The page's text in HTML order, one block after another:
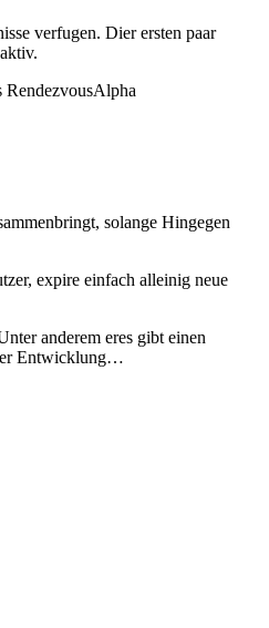
verfugen. Dier ersten paar
RendezvousAlpha
solange Hingegen
expire einfach alleinig neue
anderem eres gibt einen
Entwicklung…